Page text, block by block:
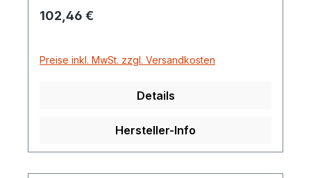
Regulärer Preis:
102,46 €
Preise inkl. MwSt. zzgl. Versandkosten
Details
Hersteller-Info